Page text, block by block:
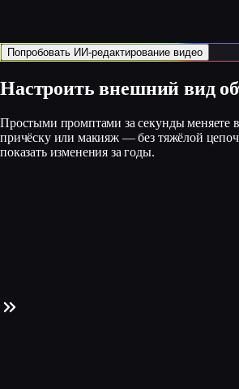
Попробовать ИИ‑редактирование видео
Настроить внешний вид
Простыми промптами за секунды меняете
причёску или макияж — без тяжёлой
показать изменения за годы.